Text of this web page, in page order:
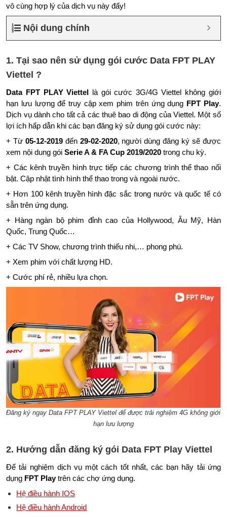
vô cùng hợp lý của dịch vụ này đấy!
Nội dung chính
1. Tại sao nên sử dụng gói cước Data FPT PLAY
Viettel ?
Data FPT PLAY Viettel là gói cước 3G/4G Viettel không giới
hạn lưu lượng để truy cập xem phim trên ứng dụng FPT Play.
Dịch vụ dành cho tất cả các thuê bao di động của Viettel. Một số
lợi ích hấp dẫn khi các bạn đăng ký sử dụng gói cước này:
+ Từ 05-12-2019đến 29-02-2020, người dùng đăng ký sẽ được
xem nội dung góiSerie A & FA Cup 2019/2020 trong chu kỳ.
+ Các kênh truyền hình trực tiếp các chương trình thể thao nổi
bật. Cập nhật tình hình thể thao trong và ngoài nước.
+ Hơn 100 kênh truyền hình đặc sắc trong nước và quốc tế có
sẵn trên ứng dụng.
+ Hàng ngàn bộ phim đỉnh cao của Hollywood, Âu Mỹ, Hàn
Quốc, Trung Quốc…
+ Các TV Show, chương trình thiếu nhi,… phong phú.
+ Xem phim với chất lượng HD.
+ Cước phí rẻ, nhiều lựa chọn.
Đăng ký ngay Data FPT PLAY Viettel để được trải nghiệm 4G không giới
hạn lưu lượng
2. Hướng dẫn đăng ký gói Data FPT Play Viettel
Để tải nghiệm dịch vụ một cách tốt nhất, các bạn hãy tải ứng
dụng FPT Playtrên các chợ ứng dụng.
Hệ điều hành IOS
Hệ điều hành Android